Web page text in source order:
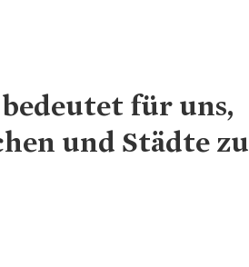
für uns,
und Städte zu